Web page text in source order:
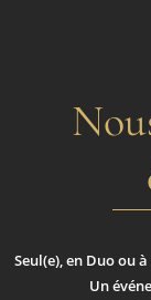
Seul(e), en Duo ou
Un